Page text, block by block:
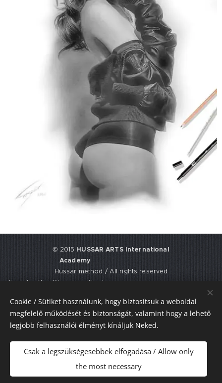
© 2015 HUSSAR ARTS International
Academy
Hussar method / All rights reserved
E-mail: office@hussarmethod.com
Flat 3, 9. Fisher Place, EH17 8UY,
Edinburgh, UNITED KINGDOM
Nyelvek
Magyar
American English
Cookie / Sütiket használunk, hogy biztosítsuk a weboldal
megfelelő működését és biztonságát, valamint hogy a lehető
legjobb felhasználói élményt kínáljuk Neked.
Csak a legszükségesebbek elfogadása / Allow only
the most necessary